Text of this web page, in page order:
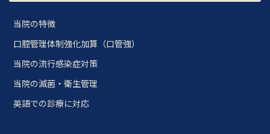
当院の特徴
口腔管理体制強化加算（口管強）
当院の流行感染症対策
当院の滅菌・衛生管理
英語での診療に対応